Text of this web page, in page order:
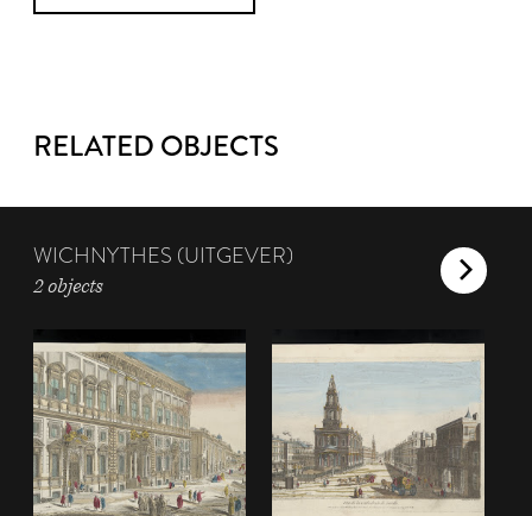
RELATED OBJECTS
WICHNYTHES (UITGEVER)
2 objects